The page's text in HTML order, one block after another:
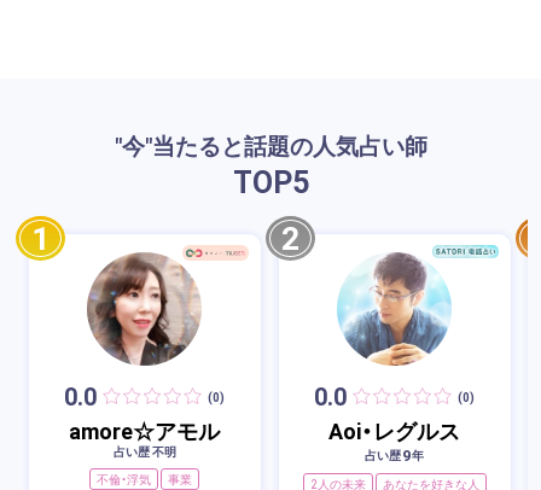
"今"当たると話題の人気占い師
TOP5
1
0.0 (0)
amore☆アモル
占い歴 不明
不倫・浮気
事業
2
0.0 (0)
Aoi・レグルス
占い歴9年
2人の未来
あなたを好きな人